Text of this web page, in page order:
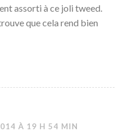
assorti à ce joli tweed.
que cela rend bien
À 19 H 54 MIN